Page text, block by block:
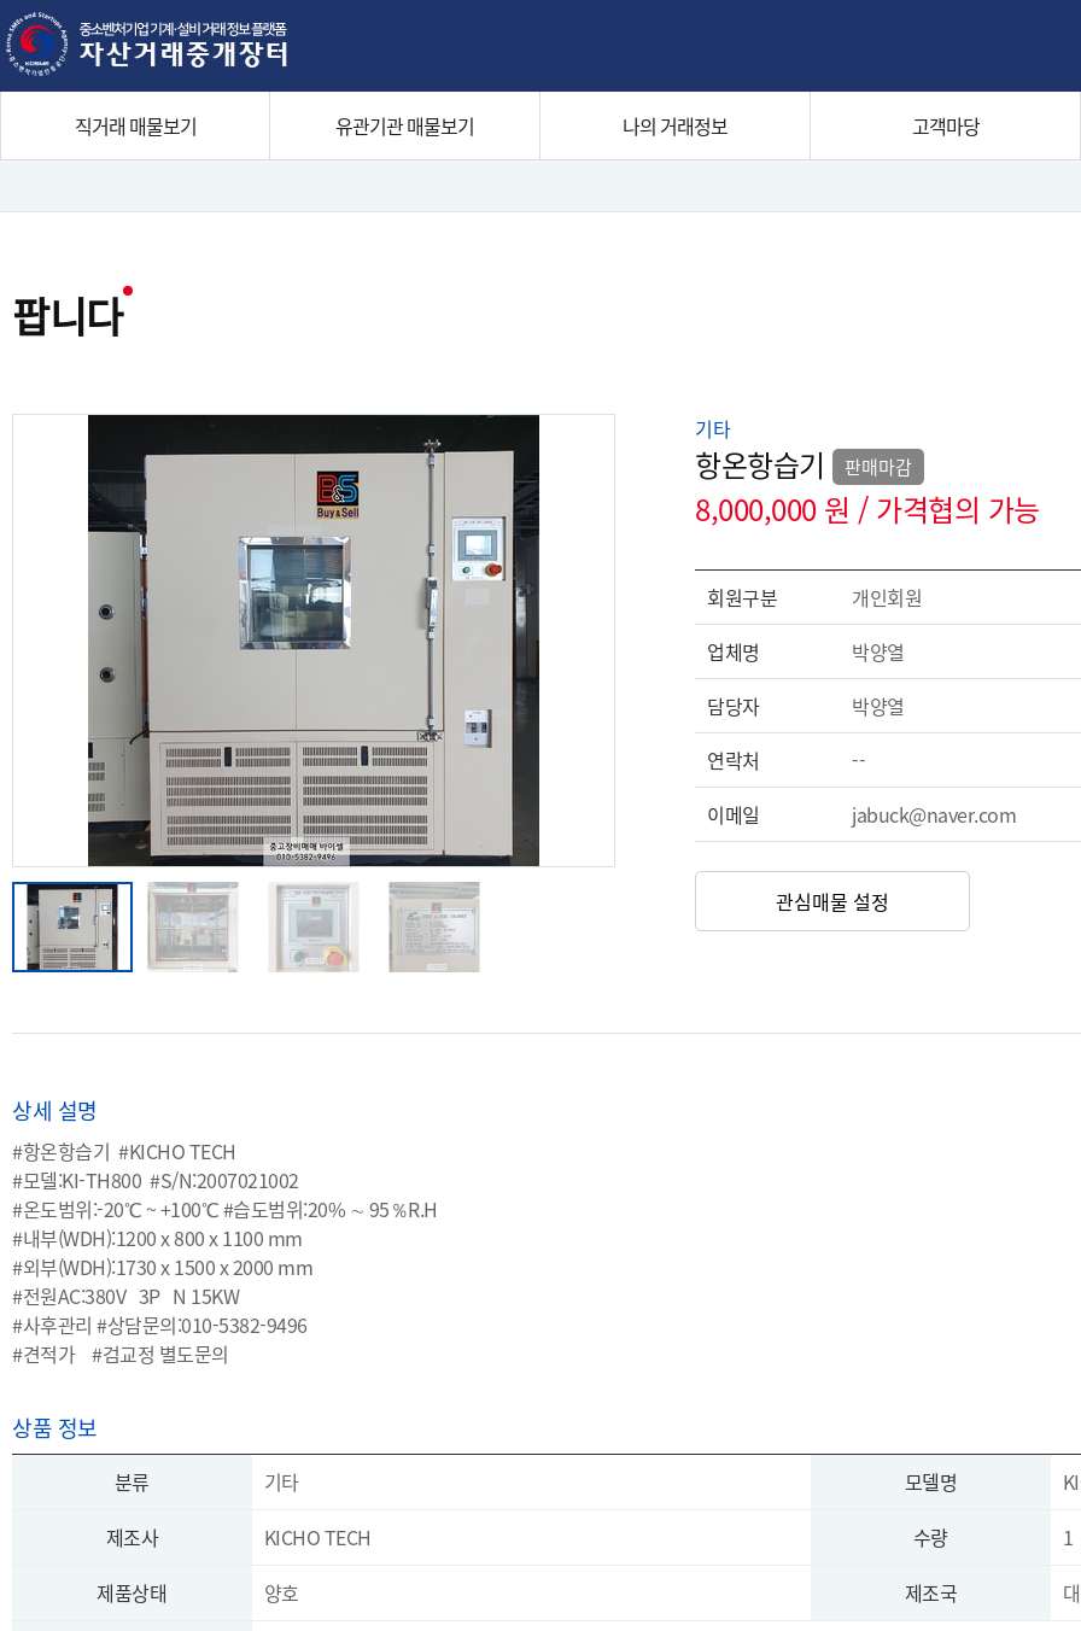
본문으로 바로가기
주메뉴 바로가기
직거래 매물보기 유관기관 매물보기 나의 거래정보 고객마당
비
이팝니다
기타
항온항습기 판매마감
8,000,000 원 / 가격협의 가능
회원구분
개인회원
업체명
박양열
담당자
박양열
연락처
--
이메일
jabuck@naver.com
관심매물 설정
상세 설명
#항온항습기 #KICHO TECH
#모델:KI-TH800 #S/N:2007021002
#온도범위:-20℃ ~ +100℃ #습도범위:20% ∼ 95％R.H
#내부(WDH):1200 x 800 x 1100 mm
#외부(WDH):1730 x 1500 x 2000 mm
#전원AC:380V 3P N 15KW
#사후관리 #상담문의:010-5382-9496
#견적가 #검교정 별도문의
상품 정보
분류 기타 모델명
제조사
KICHO TECH 수량
1
제품상태
양호 제조국